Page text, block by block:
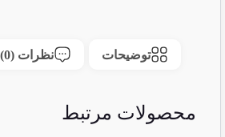
توضیحات نظرات (0)
محصولات مرتبط